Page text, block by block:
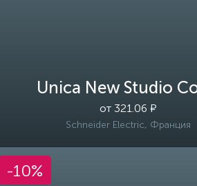
Unica New Studio
от 321.06 ₽
Schneider Electric, Франция
-10%